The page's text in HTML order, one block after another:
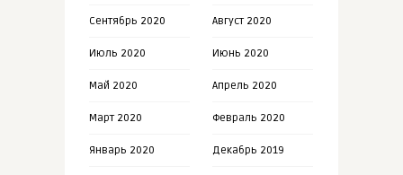
Сентябрь 2020 Август 2020
Июль 2020 Июнь 2020
Май 2020 Апрель 2020
Март 2020 Февраль 2020
Январь 2020 Декабрь 2019